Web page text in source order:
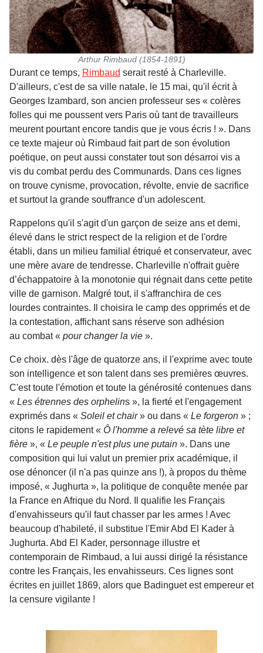
Arthur Rimbaud (1854-1891)
Durant ce temps, Rimbaud serait resté à Charleville.
D'ailleurs, c'est de sa ville natale, le 15 mai, qu'il écrit à
Georges Izambard, son ancien professeur ses « colères
folles qui me poussent vers Paris où tant de travailleurs
meurent pourtant encore tandis que je vous écris ! ». Dans
ce texte majeur où Rimbaud fait part de son évolution
poétique, on peut aussi constater tout son désarroi vis a
vis du combat perdu des Communards. Dans ces lignes
on trouve cynisme, provocation, révolte, envie de sacrifice
et surtout la grande souffrance d'un adolescent.
Rappelons qu'il s'agit d'un garçon de seize ans et demi,
élevé dans le strict respect de la religion et de l'ordre
établi, dans un milieu familial étriqué et conservateur, avec
une mère avare de tendresse. Charleville n'offrait guère
d’échappatoire à la monotonie qui régnait dans cette petite
ville de garnison. Malgré tout, il s'affranchira de ces
lourdes contraintes. Il choisira le camp des opprimés et de
la contestation, affichant sans réserve son adhésion
au combat « pour changer la vie ».
Ce choix. dès l'âge de quatorze ans, il l'exprime avec toute
son intelligence et son talent dans ses premières œuvres.
C'est toute l'émotion et toute la générosité contenues dans
« Les étrennes des orphelins », la fierté et l'engagement
exprimés dans « Soleil et chair» ou dans « Le forgeron » ;
citons le rapidement « Ô l'homme a relevé sa tète libre et
fière », « Le peuple n'est plus une putain ». Dans une
composition qui lui valut un premier prix académique, il
ose dénoncer (il n'a pas quinze ans !), à propos du thème
imposé, « Jughurta », la politique de conquête menée par
la France en Afrique du Nord. Il qualifie les Français
d'envahisseurs qu'il faut chasser par les armes ! Avec
beaucoup d'habileté, il substitue l'Emir Abd El Kader à
Jughurta. Abd El Kader, personnage illustre et
contemporain de Rimbaud, a lui aussi dirigé la résistance
contre les Français, les envahisseurs. Ces lignes sont
écrites en juillet 1869, alors que Badinguet est empereur et
la censure vigilante !